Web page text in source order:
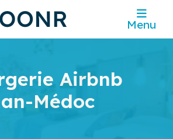
Menu
Airbnb
Médoc